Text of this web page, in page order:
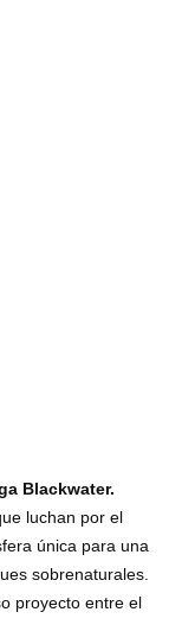
Blackwater.
luchan por el
única para una
sobrenaturales.
proyecto entre el